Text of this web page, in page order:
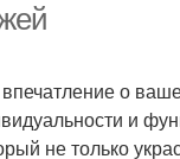
о
и
не только